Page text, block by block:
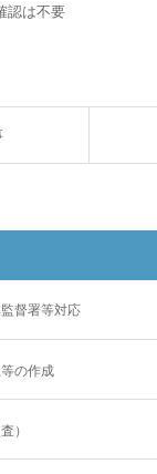
認は不要
督署等対応
の作成
）